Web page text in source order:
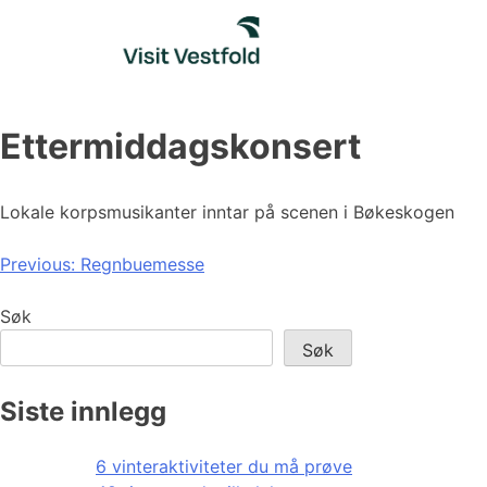
Ettermiddagskonsert
Lokale korpsmusikanter inntar på scenen i Bøkeskogen
Innleggsnavigasjon
Previous: Regnbuemesse
Søk
Søk
Siste innlegg
6 vinteraktiviteter du må prøve